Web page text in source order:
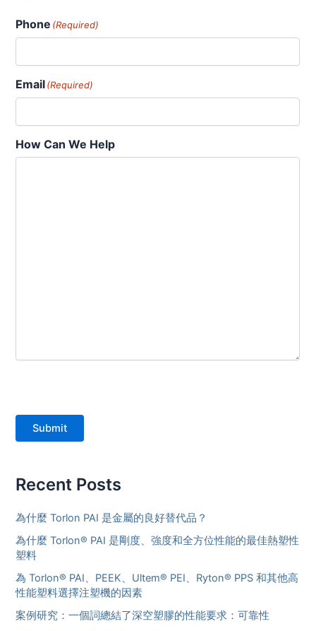
Phone (Required)
Email(Required)
How Can We Help
Submit
Recent Posts
為什麼 Torlon PAI 是金屬的良好替代品？
為什麼 Torlon® PAI 是剛度、強度和全方位性能的最佳熱塑性
塑料
為 Torlon® PAI、PEEK、Ultem® PEI、Ryton® PPS 和其他高
性能塑料選擇注塑機的因素
案例研究：一個詞總結了深空塑膠的性能要求：可靠性